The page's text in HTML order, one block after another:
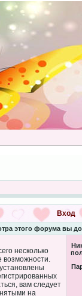
Вход
этого форума вы
несколько
возможности.
вам следует
на